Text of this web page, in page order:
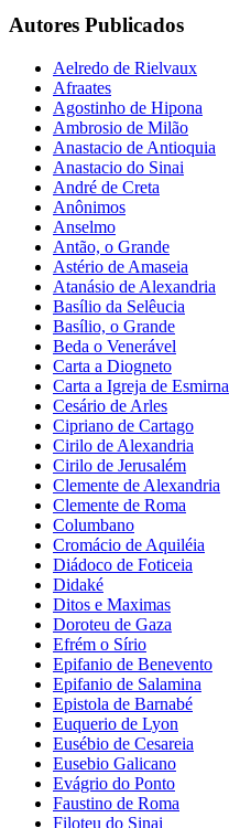
Autores Publicados
Aelredo de Rielvaux
Afraates
Agostinho de Hipona
Ambrosio de Milão
Anastacio de Antioquia
Anastacio do Sinai
André de Creta
Anônimos
Anselmo
Antão, o Grande
Astério de Amaseia
Atanásio de Alexandria
Basílio da Selêucia
Basílio, o Grande
Beda o Venerável
Carta a Diogneto
Carta a Igreja de Esmirna
Cesário de Arles
Cipriano de Cartago
Cirilo de Alexandria
Cirilo de Jerusalém
Clemente de Alexandria
Clemente de Roma
Columbano
Cromácio de Aquiléia
Diádoco de Foticeia
Didaké
Ditos e Maximas
Doroteu de Gaza
Efrém o Sírio
Epifanio de Benevento
Epifanio de Salamina
Epistola de Barnabé
Euquerio de Lyon
Eusébio de Cesareia
Eusebio Galicano
Evágrio do Ponto
Faustino de Roma
Filoteu do Sinai